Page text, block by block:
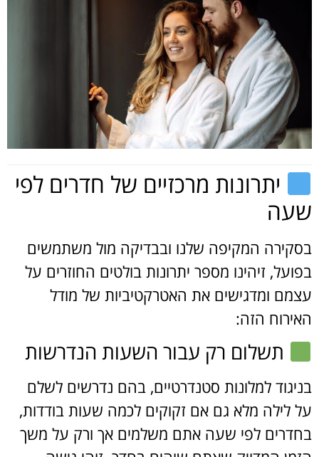
יתרונות מרכזיים של חדרים לפי
שעה
בסקירה המקיפה שלנו ובבדיקה מול משתמשים
בפועל, זיהינו מספר יתרונות בולטים החוזרים על
עצמם ומדגישים את האטרקטיביות של מודל
האירוח הזה:
תשלום רק עבור השעות הנדרשות
בניגוד למלונות סטנדרטיים, בהם נדרשים לשלם
על לילה מלא גם אם זקוקים לכמה שעות בודדות,
בחדרים לפי שעה אתם משלמים אך ורק על משך